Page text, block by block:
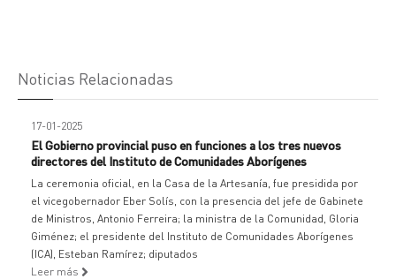
Noticias Relacionadas
17-01-2025
El Gobierno provincial puso en funciones a los tres nuevos
directores del Instituto de Comunidades Aborígenes
La ceremonia oficial, en la Casa de la Artesanía, fue presidida por
el vicegobernador Eber Solís, con la presencia del jefe de Gabinete
de Ministros, Antonio Ferreira; la ministra de la Comunidad, Gloria
Giménez; el presidente del Instituto de Comunidades Aborígenes
(ICA), Esteban Ramírez; diputados
Leer más